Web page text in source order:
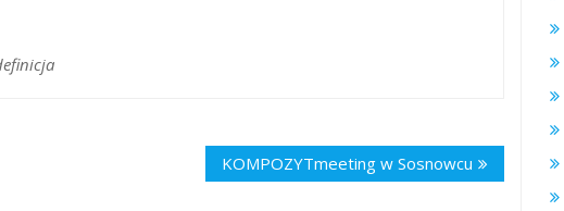
KOMPOZYTmeeting w Sosnowcu